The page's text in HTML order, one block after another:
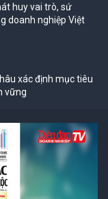
huy vai trò, sứ
doanh nghiệp Việt
xác định mục tiêu
vững